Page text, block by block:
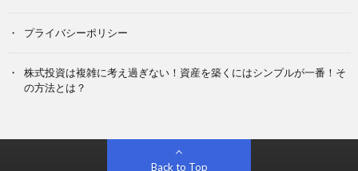
プライバシーポリシー
株式投資は複雑に考え過ぎない！資産を築くにはシンプルが一番！そ
の方法とは？
Back to Top